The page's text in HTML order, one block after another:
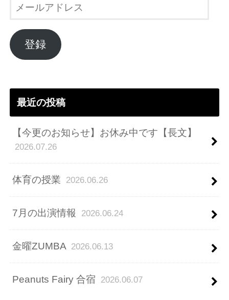
ル
ア
ド
登録
最近の投稿
【今更のお知らせ】お休み中です【長文】
2026.07.26
体育の授業 2026.06.26
7月の出演情報 2026.06.24
金曜ZUMBA 2026.06.13
Peanuts Fairy 合宿 2026.06.07